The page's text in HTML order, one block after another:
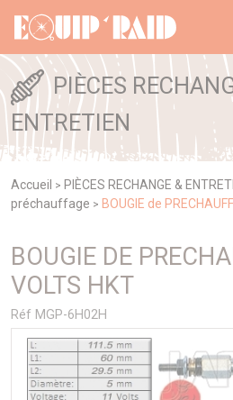
PIÈCES
ENTRETIEN
Accueil > PIÈCES RECHANGE &
préchauffage > BOUGIE de
BOUGIE DE
VOLTS HKT
Réf MGP-6H02H
Panneau de gestion des cookies